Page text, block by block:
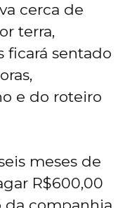
cerca de
terra,
ficará sentado
e do roteiro
meses de
R$600,00